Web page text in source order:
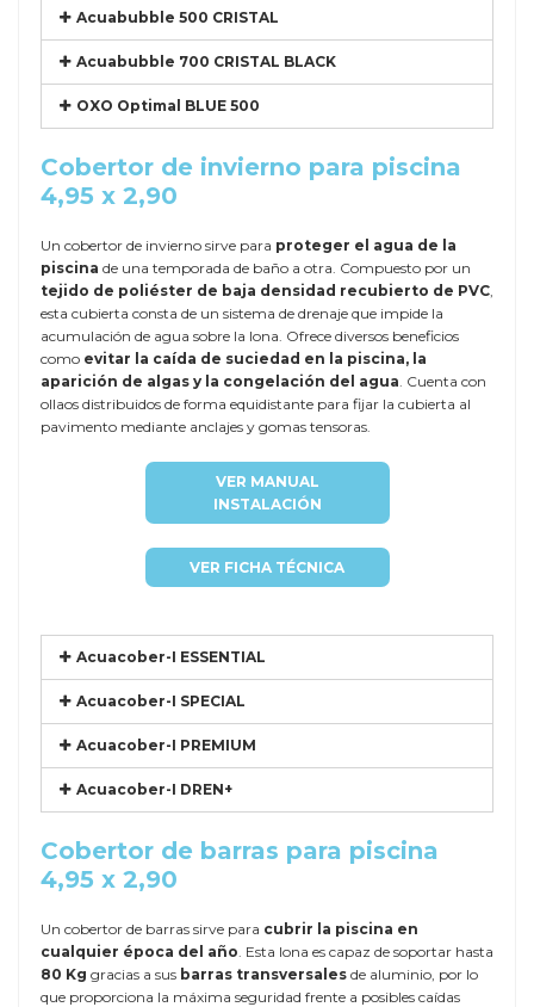
Acuabubble 500 CRISTAL
Acuabubble 700 CRISTAL BLACK
OXO Optimal BLUE 500
Cobertor de invierno para piscina
4,95 x 2,90
Un cobertor de invierno sirve para proteger el agua de la
piscina de una temporada de baño a otra. Compuesto por un
tejido de poliéster de baja densidad recubierto de PVC,
esta cubierta consta de un sistema de drenaje que impide la
acumulación de agua sobre la lona. Ofrece diversos beneficios
como evitar la caída de suciedad en la piscina, la
aparición de algas y la congelación del agua. Cuenta con
ollaos distribuidos de forma equidistante para fijar la cubierta al
pavimento mediante anclajes y gomas tensoras.
VER MANUAL
INSTALACIÓN
VER FICHA TÉCNICA
Acuacober-I ESSENTIAL
Acuacober-I SPECIAL
Acuacober-I PREMIUM
Acuacober-I DREN+
Cobertor de barras para piscina
4,95 x 2,90
Un cobertor de barras sirve para cubrir la piscina en
cualquier época del año. Esta lona es capaz de soportar hasta
80 Kg gracias a sus barras transversales de aluminio, por lo
que proporciona la máxima seguridad frente a posibles caídas